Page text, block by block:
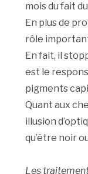
mois du fait
En plus de
rôle
En fait, il
est le
pigments
Quant aux
illusion
qu’être noir
Les